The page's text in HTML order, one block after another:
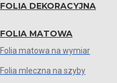
FOLIA DEKORACYJNA
FOLIA MATOWA
Folia matowa na wymiar
Folia mleczna na szyby